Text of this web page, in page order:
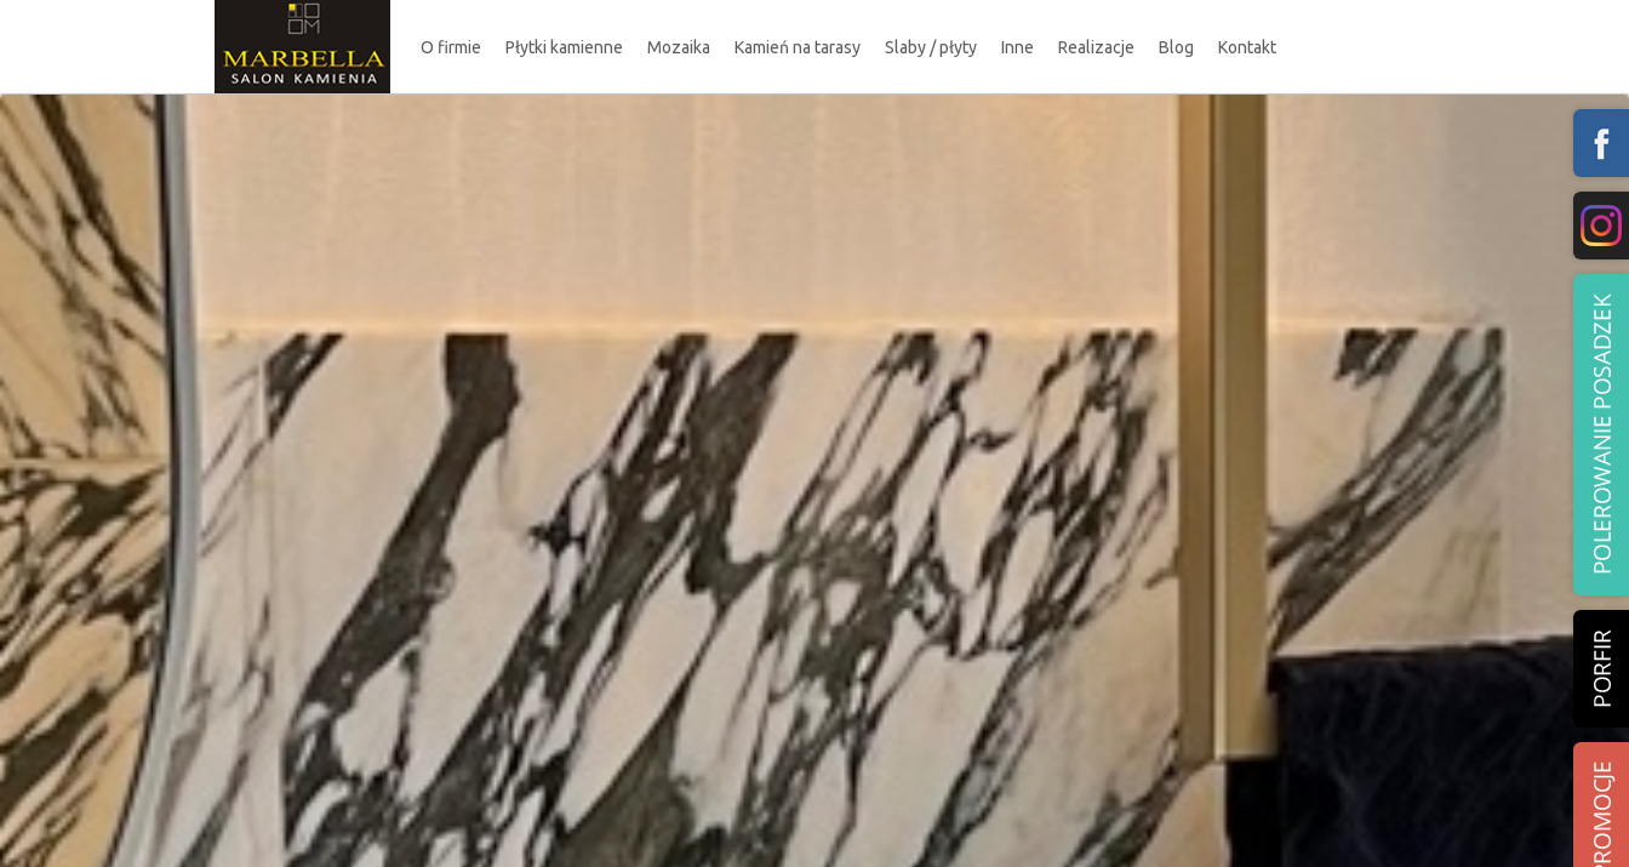
O firmie Płytki kamienne Mozaika Kamień na tarasy Slaby / płyty Inne Realizacje Blog Kontakt